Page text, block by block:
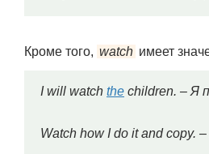
Кроме того, watch имеет
I will watch the children. – Я
Watch how I do it and copy.